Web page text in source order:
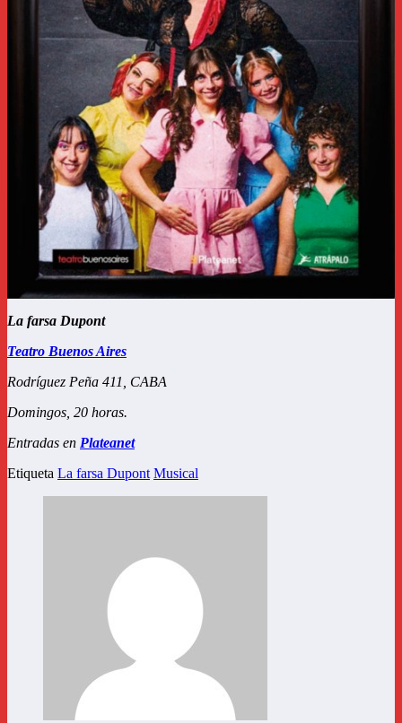
La farsa Dupont
Teatro Buenos Aires
Rodríguez Peña 411, CABA
Domingos, 20 horas.
Entradas en Plateanet
Etiqueta La farsa Dupont Musical